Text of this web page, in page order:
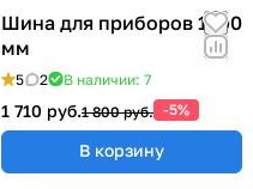
Шина для приборов 1500
мм
5 2 В наличии: 7
1 710 руб.1 800 руб. -5%
В корзину